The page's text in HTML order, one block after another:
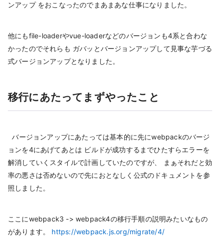
ンアップ をおこなったのでまあまあな仕事になりました。
他にもfile-loaderやvue-loaderなどのバージョンも4系と合わな
かったのでそれらも ガバッとバージョンアップして見事な芋づる
式バージョンアップとなりました。
移行にあたってまずやったこと
バージョンアップにあたっては基本的に先にwebpackのバージ
ョンを4にあげてあとは ビルドが成功するまでひたすらエラーを
解消していくスタイルで計画していたのですが、 まぁそれだと効
率の悪さは否めないので先におとなしく公式のドキュメントを参
照しました。
ここにwebpack3 -> webpack4の移行手順の説明みたいなもの
があります。 https://webpack.js.org/migrate/4/